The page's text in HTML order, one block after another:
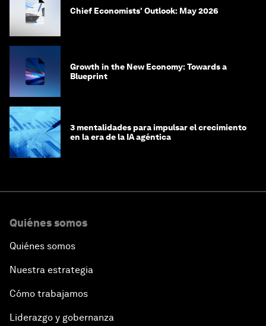
Chief Economists' Outlook: May 2026
Growth in the New Economy: Towards a
Blueprint
3 mentalidades para impulsar el crecimiento
en la era de la IA agéntica
Quiénes somos
Quiénes somos
Nuestra estrategia
Cómo trabajamos
Liderazgo y gobernanza